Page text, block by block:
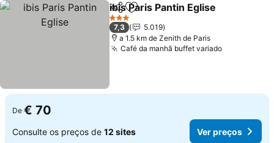
PartilharAdicionar aos favoritos
ibis Paris Pantin Eglise
3 Estrelas
7,3
5.019
a 1.5 km de Zenith de Paris
Café da manhã buffet variadoVer preços
De € 70
Consulte os preços de 12 sites Ver preços